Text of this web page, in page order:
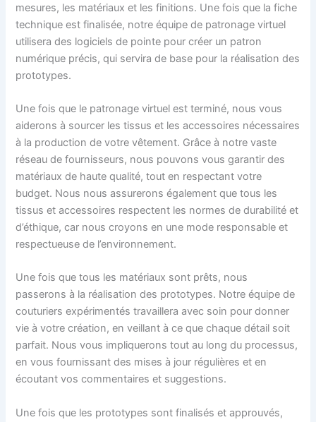
mesures, les matériaux et les finitions. Une fois que la fiche
technique est finalisée, notre équipe de patronage virtuel
utilisera des logiciels de pointe pour créer un patron
numérique précis, qui servira de base pour la réalisation des
prototypes.
Une fois que le patronage virtuel est terminé, nous vous
aiderons à sourcer les tissus et les accessoires nécessaires
à la production de votre vêtement. Grâce à notre vaste
réseau de fournisseurs, nous pouvons vous garantir des
matériaux de haute qualité, tout en respectant votre
budget. Nous nous assurerons également que tous les
tissus et accessoires respectent les normes de durabilité et
d’éthique, car nous croyons en une mode responsable et
respectueuse de l’environnement.
Une fois que tous les matériaux sont prêts, nous
passerons à la réalisation des prototypes. Notre équipe de
couturiers expérimentés travaillera avec soin pour donner
vie à votre création, en veillant à ce que chaque détail soit
parfait. Nous vous impliquerons tout au long du processus,
en vous fournissant des mises à jour régulières et en
écoutant vos commentaires et suggestions.
Une fois que les prototypes sont finalisés et approuvés,